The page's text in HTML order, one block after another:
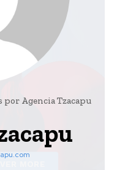
por Agencia Tzacapu